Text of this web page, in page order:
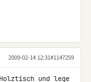
2009-02-14 12:31#1147259
und lege